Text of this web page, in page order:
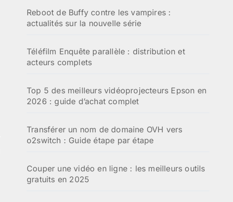
Reboot de Buffy contre les vampires :
actualités sur la nouvelle série
Téléfilm Enquête parallèle : distribution et
acteurs complets
Top 5 des meilleurs vidéoprojecteurs Epson en
2026 : guide d’achat complet
Transférer un nom de domaine OVH vers
o2switch : Guide étape par étape
Couper une vidéo en ligne : les meilleurs outils
gratuits en 2025